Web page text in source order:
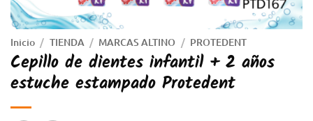
Inicio / TIENDA / MARCAS ALTINO / PROTEDENT
Cepillo de dientes infantil + 2 años
estuche estampado Protedent